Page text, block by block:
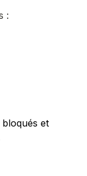
:
et